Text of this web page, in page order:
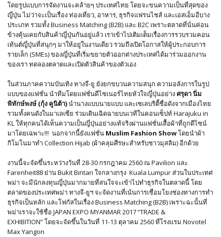
โดยรูปแบบการจัดงานจะคล้ายๆ ประเทศไทย โดยจะขนความเป็นที่สุดของ
ญี่ปุ่น ไม่ว่าจะเป็นเรื่อง ท่องเที่ยว, อาหาร, ธุรกิจแฟรนไชส์ และเอสเอ็มอีบาง
ประเภท รวมทั้ง Business Matching (B2B) และ B2C เพราะตลาดที่นั่นค่อน
ข้างคุ้นเคยกับสินค้าญี่ปุ่นกันอยู่แล้ว เราเข้าไปเติมเต็มเรื่องการรวบรวมคอน
เท้นต์ญี่ปุ่นที่สนุกๆ มาให้อยู่ในงานเดียว รวมถึงเปิดโอกาสให้ผู้ประกอบการ
รายเล็ก (SMEs) ของญี่ปุ่นที่เริ่มขยายตัวออกต่างประเทศได้มาร่วมออกงาน
ของเรา ทดลองตลาดและเปิดตัวสินค้าของตัวเอง
ในส่วนภาคความบันเทิง ทางจี-ยู ยังยกขบวนความสนุก ความอลังการในรูป
แบบของแฟชั่น นำทีมโดยแฟชั่นดีไซเนอร์ไทยหัวใจญี่ปุ่นอย่างศรุดา นิ่ม
พิทักษ์พงษ์ (กุ้ง คูนิต้า)นำนางแบบนายแบบ และเซเลบริตี้ชื่อดังจากเมืองไทย
รวมทั้งคนดังในมาเลเซีย ร่วมเดินเฉิดฉายบนเวทีในคอนเซ็ปท์ Harajuku in
KL ให้ทุกคนได้เห็นความเป็นญี่ปุ่นอย่างแท้จริงผ่านแฟชั่นเสื้อผ้าที่ถูกดีไซน์
มาโดยเฉพาะ!!! นอกจากนี้ยังแฟชั่น Muslim Fashion Showโดยนำผ้า
กิโมโนมาทำ Collection Hijab (ผ้าคลุมศีรษะสำหรับชาวมุสลิม) อีกด้วย
งานนี้จะจัดขึ้นระหว่างวันที่ 28-30 กรกฎาคม 2560 ณ Pavilion และ
Farenheit88 ย่าน Bukit Bintan ใจกลางกรุง Kuala Lumpur ส่วนในประเทศ
พม่า จะมีนักลงทุนญี่ปุ่นมากมายที่สนใจจะเข้าไปทำธุรกิจในตลาดนี้ โดย
ตลาดของประเทศพม่า ทางจี-ยูฯ จะจัดงานที่เน้นการเชื่อมโยงช่องทางการทำ
ธุรกิจเป็นหลัก และโฟกัสในเรื่อง Business Matching (B2B) เพราะฉะนั้นที่
พม่าเราจะใช้ชื่อ JAPAN EXPO MYANMAR 2017 “TRADE &
EXHIBITION” โดยจะจัดขึ้นในวันที่ 11-13 ตุลาคม 2560 ที่โรงแรม Novotel
Max Yangon